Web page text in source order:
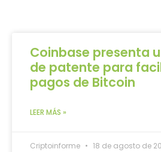
Coinbase presenta
de patente para
pagos de Bitcoin
LEER MÁS »
Criptoinforme 18 de agosto de